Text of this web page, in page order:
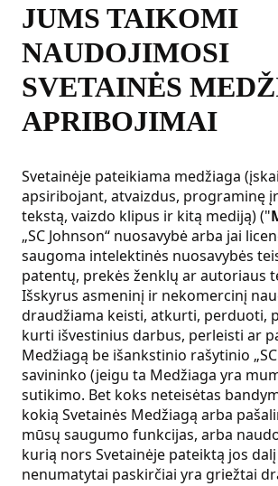
JUMS TAIKOMI
NAUDOJIMOSI
SVETAINĖS
APRIBOJIMAI
Svetainėje pateikiama medžiaga
apsiribojant, atvaizdus, programinę
tekstą, vaizdo klipus ir kitą mediją) ("
„SC Johnson“ nuosavybė arba jai
saugoma intelektinės nuosavybės
patentų, prekės ženklų ar autoriaus
Išskyrus asmeninį ir nekomercinį
draudžiama keisti, atkurti, perduoti,
kurti išvestinius darbus, perleisti ar
Medžiagą be išankstinio rašytinio
savininko (jeigu ta Medžiaga yra
sutikimo. Bet koks neteisėtas
kokią Svetainės Medžiagą arba
mūsų saugumo funkcijas, arba
kurią nors Svetainėje pateiktą jos
nenumatytai paskirčiai yra griežtai